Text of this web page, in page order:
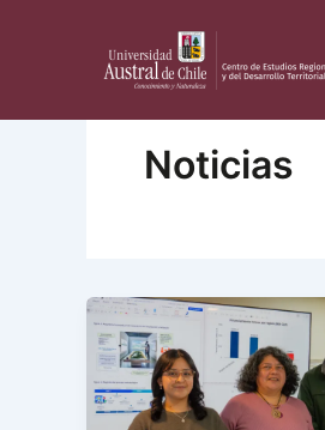
Noticias